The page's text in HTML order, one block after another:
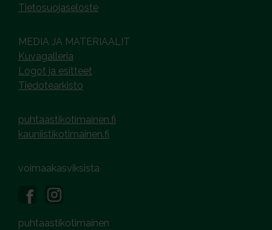
Tietosuojaseloste
MEDIA JA MATERIAALIT
Kuvagalleria
Logot ja esitteet
Tiedotearkisto
puhtaastikotimainen.fi
kauniistikotimainen.fi
voimaakasviksista
puhtaastikotimainen